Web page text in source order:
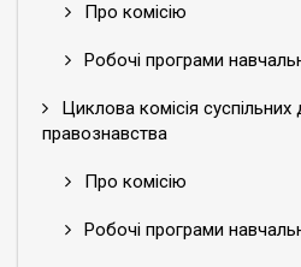
Про комісію
Робочі програми
Циклова комісія суспільних
правознавства
Про комісію
Робочі програми